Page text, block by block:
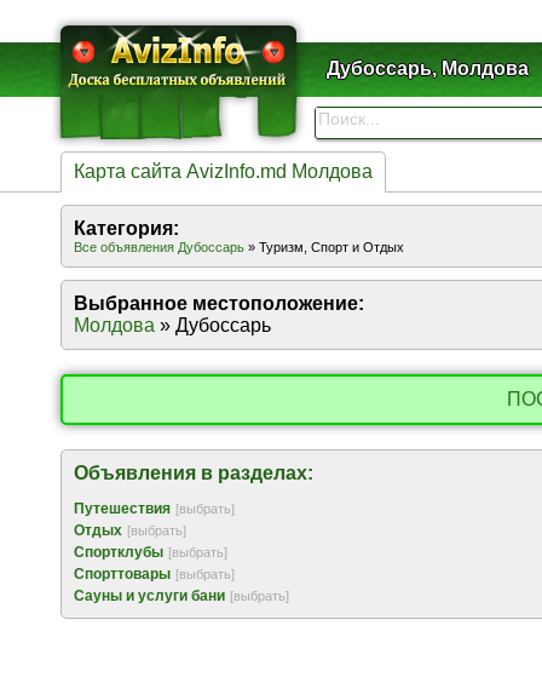
Дубоссарь, Молдова
Карта сайта AvizInfo.md Молдова
Категория:
Все объявления Дубоссарь » Туризм, Спорт и Отдых
Выбранное местоположение:
Молдова » Дубоссарь
Объявления в разделах:
Путешествия [выбрать]
Отдых [выбрать]
Спортклубы [выбрать]
Спорттовары [выбрать]
Сауны и услуги бани [выбрать]